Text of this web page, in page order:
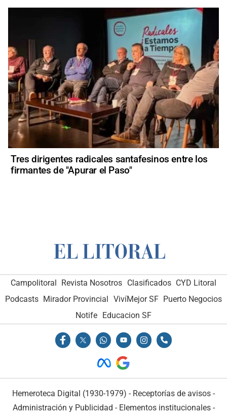
Tres dirigentes radicales santafesinos entre los
firmantes de "Apurar el Paso"
Campolitoral Revista Nosotros Clasificados CYD Litoral
Podcasts Mirador Provincial VivíMejor SF Puerto Negocios
Notife Educacion SF
Hemeroteca Digital (1930-1979) - Receptorías de avisos -
Administración y Publicidad - Elementos institucionales-